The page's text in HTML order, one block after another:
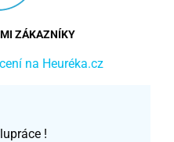
ZÁKAZNÍKY
na Heuréka.cz
!